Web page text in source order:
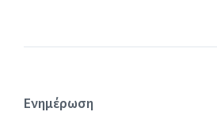
Ενημέρωση